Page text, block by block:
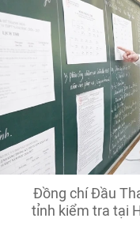
Đồng chí Đầu
tỉnh kiểm tra tại